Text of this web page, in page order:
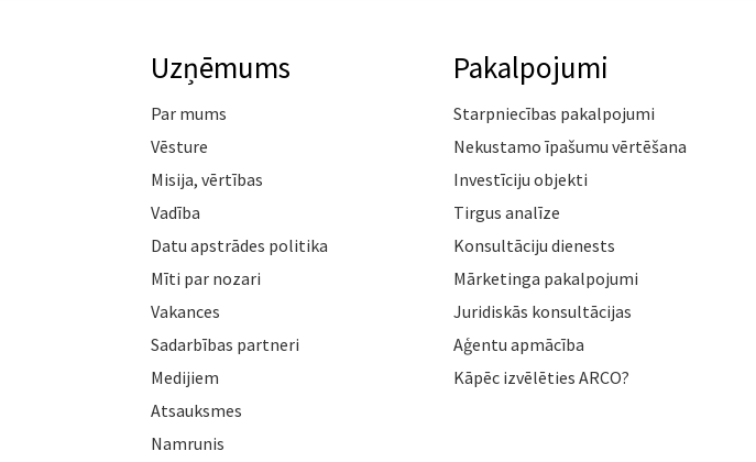
Uzņēmums
Par mums
Vēsture
Misija, vērtības
Vadība
Datu apstrādes politika
Mīti par nozari
Vakances
Sadarbības partneri
Medijiem
Atsauksmes
Namrunis
Pakalpojumi
Starpniecības pakalpojumi
Nekustamo īpašumu vērtēšana
Investīciju objekti
Tirgus analīze
Konsultāciju dienests
Mārketinga pakalpojumi
Juridiskās konsultācijas
Aģentu apmācība
Kāpēc izvēlēties ARCO?